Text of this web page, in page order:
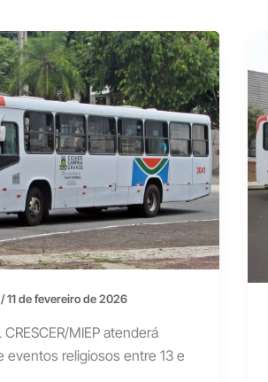
/11 de fevereiro de 2026
CRESCER/MIEP atenderá
eventos religiosos entre 13 e